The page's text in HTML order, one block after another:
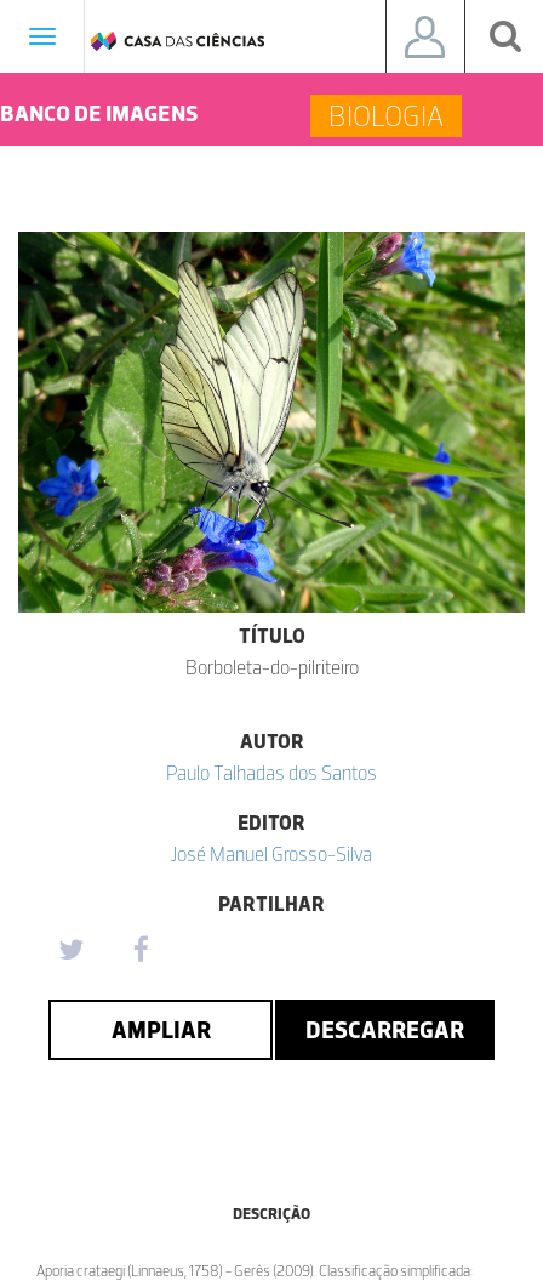
Toggle
BANCO DE IMAGENS BIOLOGIA
TÍTULO
Borboleta-do-pilriteiro
AUTOR
Paulo Talhadas dos Santos
EDITOR
José Manuel Grosso-Silva
PARTILHAR
AMPLIAR DESCARREGAR
DESCRIÇÃO
Aporia crataegi (Linnaeus, 1758) - Gerês (2009). Classificação simplificada: